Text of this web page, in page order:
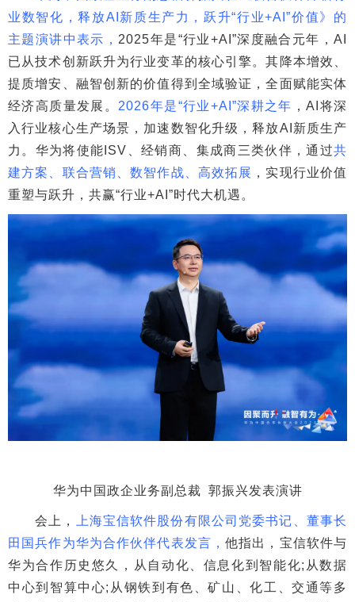
业数智化，释放AI新质生产力，跃升“行业+AI”价值》的
主题演讲中表示， 2025年是“行业+AI”深度融合元年，AI
已从技术创新跃升为行业变革的核心引擎。其降本增效、
提质增安、融智创新的价值得到全域验证，全面赋能实体
经济高质量发展。 2026年是“行业+AI”深耕之年 ，AI将深
入行业核心生产场景，加速数智化升级，释放AI新质生产
力。华为将使能ISV、经销商、集成商三类伙伴，通过共
建方案、联合营销、数智作战、高效拓展 ，实现行业价值
重塑与跃升，共赢“行业+AI”时代大机遇。
华为中国政企业务副总裁 郭振兴发表演讲
会上，
上海宝信软件股份有限公司党委书记、董事长
田国兵作为华为合作伙伴代表发言， 他指出，宝信软件与
华为合作历史悠久，从自动化、信息化到智能化;从数据
中心到智算中心;从钢铁到有色、矿山、化工、交通等多